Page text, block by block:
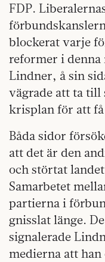
FDP.
blockerat varje
reformer i
Lindner, å sin
vägrade att ta till
krisplan för att
Båda sidor
att det är den
och störtat
Samarbetet
partierna i
gnisslat länge.
signalerade
medierna att